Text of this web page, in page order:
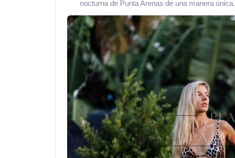
nocturna de Punta Arenas de una manera única.